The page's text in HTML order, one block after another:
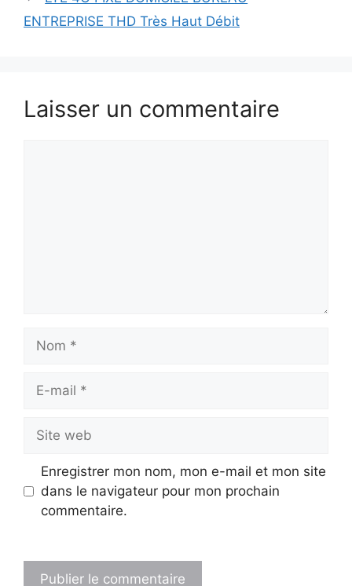
ENTREPRISE THD Très Haut Débit
Laisser un commentaire
Nom
Site
web
Enregistrer mon nom, mon e-mail et mon site
dans le navigateur pour mon prochain
commentaire.